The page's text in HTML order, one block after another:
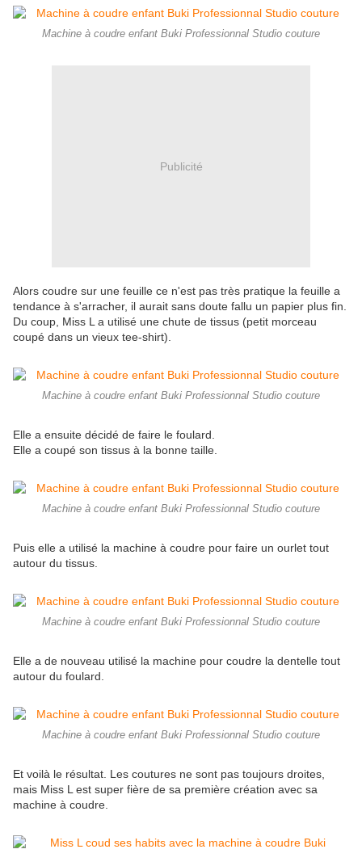
Machine à coudre enfant Buki Professionnal Studio couture
Publicité
Alors coudre sur une feuille ce n'est pas très pratique la feuille a
tendance à s'arracher, il aurait sans doute fallu un papier plus fin.
Du coup, Miss L a utilisé une chute de tissus (petit morceau
coupé dans un vieux tee-shirt).
Machine à coudre enfant Buki Professionnal Studio couture
Elle a ensuite décidé de faire le foulard.
Elle a coupé son tissus à la bonne taille.
Machine à coudre enfant Buki Professionnal Studio couture
Puis elle a utilisé la machine à coudre pour faire un ourlet tout
autour du tissus.
Machine à coudre enfant Buki Professionnal Studio couture
Elle a de nouveau utilisé la machine pour coudre la dentelle tout
autour du foulard.
Machine à coudre enfant Buki Professionnal Studio couture
Et voilà le résultat. Les coutures ne sont pas toujours droites,
mais Miss L est super fière de sa première création avec sa
machine à coudre.